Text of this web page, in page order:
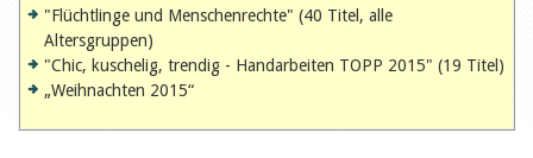
Veranstaltungen
Kinder- und Jugendmedien
Bibliothek und Schule
Bibliotheksförderung
Zielpublikum Kinder und
"Flüchtlinge und Menschenrechte" (40 Titel, alle
Altersgruppen)
"Chic, kuschelig, trendig - Handarbeiten TOPP 2015" (19 Titel)
„Weihnachten 2015“